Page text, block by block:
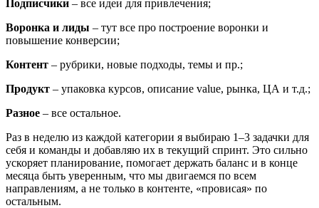
Подписчики – все идеи для привлечения;
Воронка и лиды – тут все про построение воронки и
повышение конверсии;
Контент – рубрики, новые подходы, темы и пр.;
Продукт – упаковка курсов, описание value, рынка, ЦА и т.д.;
Разное – все остальное.
Раз в неделю из каждой категории я выбираю 1–3 задачки для
себя и команды и добавляю их в текущий спринт. Это сильно
ускоряет планирование, помогает держать баланс и в конце
месяца быть уверенным, что мы двигаемся по всем
направлениям, а не только в контенте, «провисая» по
остальным.